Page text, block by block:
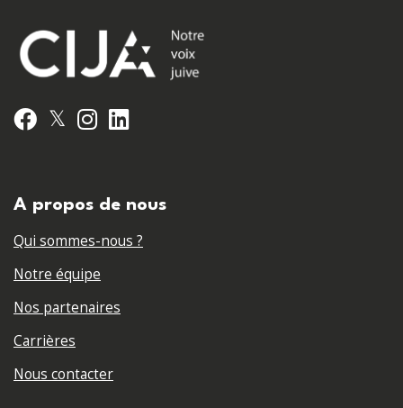
Facebook
𝕏 Instagram
A propos de nous
Qui sommes-nous ?
Notre équipe
Nos partenaires
Carrières
Nous contacter